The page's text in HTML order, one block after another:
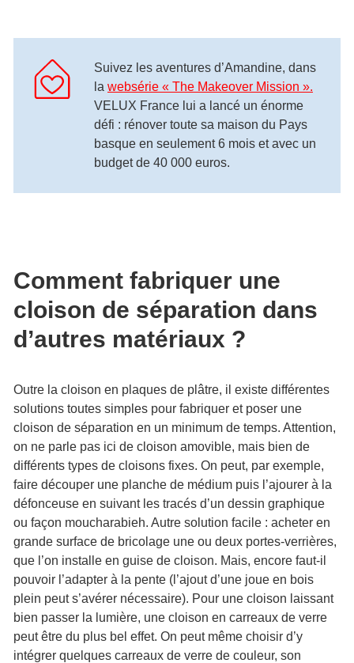
Suivez les aventures d’Amandine, dans
la websérie « The Makeover Mission ».
VELUX France lui a lancé un énorme
défi : rénover toute sa maison du Pays
basque en seulement 6 mois et avec un
budget de 40 000 euros.
Comment fabriquer une
cloison de séparation dans
d’autres matériaux ?
Outre la cloison en plaques de plâtre, il existe différentes
solutions toutes simples pour fabriquer et poser une
cloison de séparation en un minimum de temps. Attention,
on ne parle pas ici de cloison amovible, mais bien de
différents types de cloisons fixes. On peut, par exemple,
faire découper une planche de médium puis l’ajourer à la
défonceuse en suivant les tracés d’un dessin graphique
ou façon moucharabieh. Autre solution facile : acheter en
grande surface de bricolage une ou deux portes-verrières,
que l’on installe en guise de cloison. Mais, encore faut-il
pouvoir l’adapter à la pente (l’ajout d’une joue en bois
plein peut s’avérer nécessaire). Pour une cloison laissant
bien passer la lumière, une cloison en carreaux de verre
peut être du plus bel effet. On peut même choisir d’y
intégrer quelques carreaux de verre de couleur, son